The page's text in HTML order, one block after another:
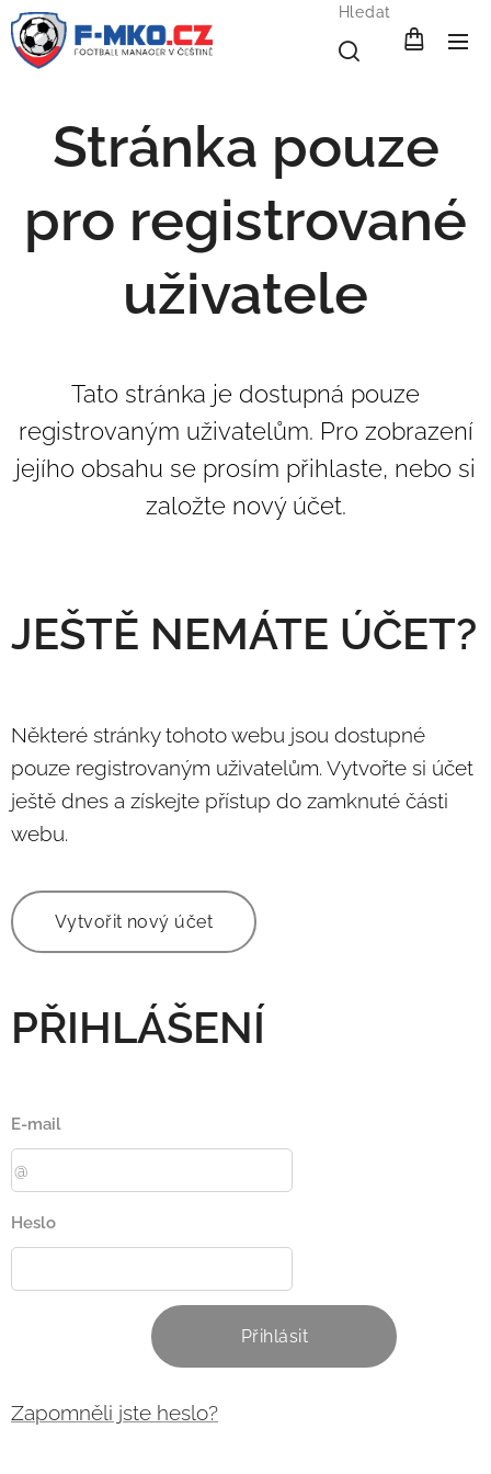
Hledat
Stránka pouze
pro registrované
uživatele
Tato stránka je dostupná pouze
registrovaným uživatelům. Pro zobrazení
jejího obsahu se prosím přihlaste, nebo si
založte nový účet.
JEŠTĚ NEMÁTE ÚČET?
Některé stránky tohoto webu jsou dostupné
pouze registrovaným uživatelům. Vytvořte si účet
ještě dnes a získejte přístup do zamknuté části
webu.
Vytvořit nový účet
PŘIHLÁŠENÍ
E-mail
Heslo
Přihlásit
Zapomněli jste heslo?